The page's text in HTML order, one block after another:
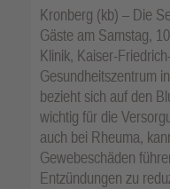
Kronberg (kb) – Die
Gäste am Samstag,
Klinik, Kaiser-
Gesundheitszentrum
bezieht sich auf den
wichtig für die
auch bei Rheuma,
Gewebeschäden
Entzündungen zu